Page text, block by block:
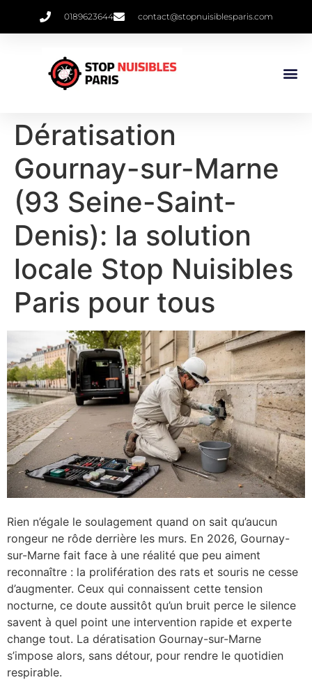
0189623644 contact@stopnuisiblesparis.com
Dératisation
Gournay-sur-Marne
(93 Seine-Saint-
Denis): la solution
locale Stop Nuisibles
Paris pour tous
Rien n’égale le soulagement quand on sait qu’aucun
rongeur ne rôde derrière les murs. En 2026, Gournay-
sur-Marne fait face à une réalité que peu aiment
reconnaître : la prolifération des rats et souris ne cesse
d’augmenter. Ceux qui connaissent cette tension
nocturne, ce doute aussitôt qu’un bruit perce le silence
savent à quel point une intervention rapide et experte
change tout. La dératisation Gournay-sur-Marne
s’impose alors, sans détour, pour rendre le quotidien
respirable.